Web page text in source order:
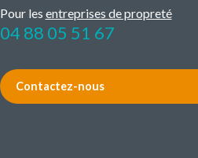
Pour les entreprises de propreté
04 88 05 51 67
Contactez-nous